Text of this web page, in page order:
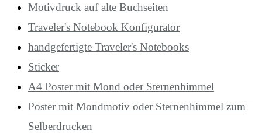
Motivdruck auf alte Buchseiten
Traveler's Notebook Konfigurator
handgefertigte Traveler's Notebooks
Sticker
A4 Poster mit Mond oder Sternenhimmel
Poster mit Mondmotiv oder Sternenhimmel zum
Selberdrucken